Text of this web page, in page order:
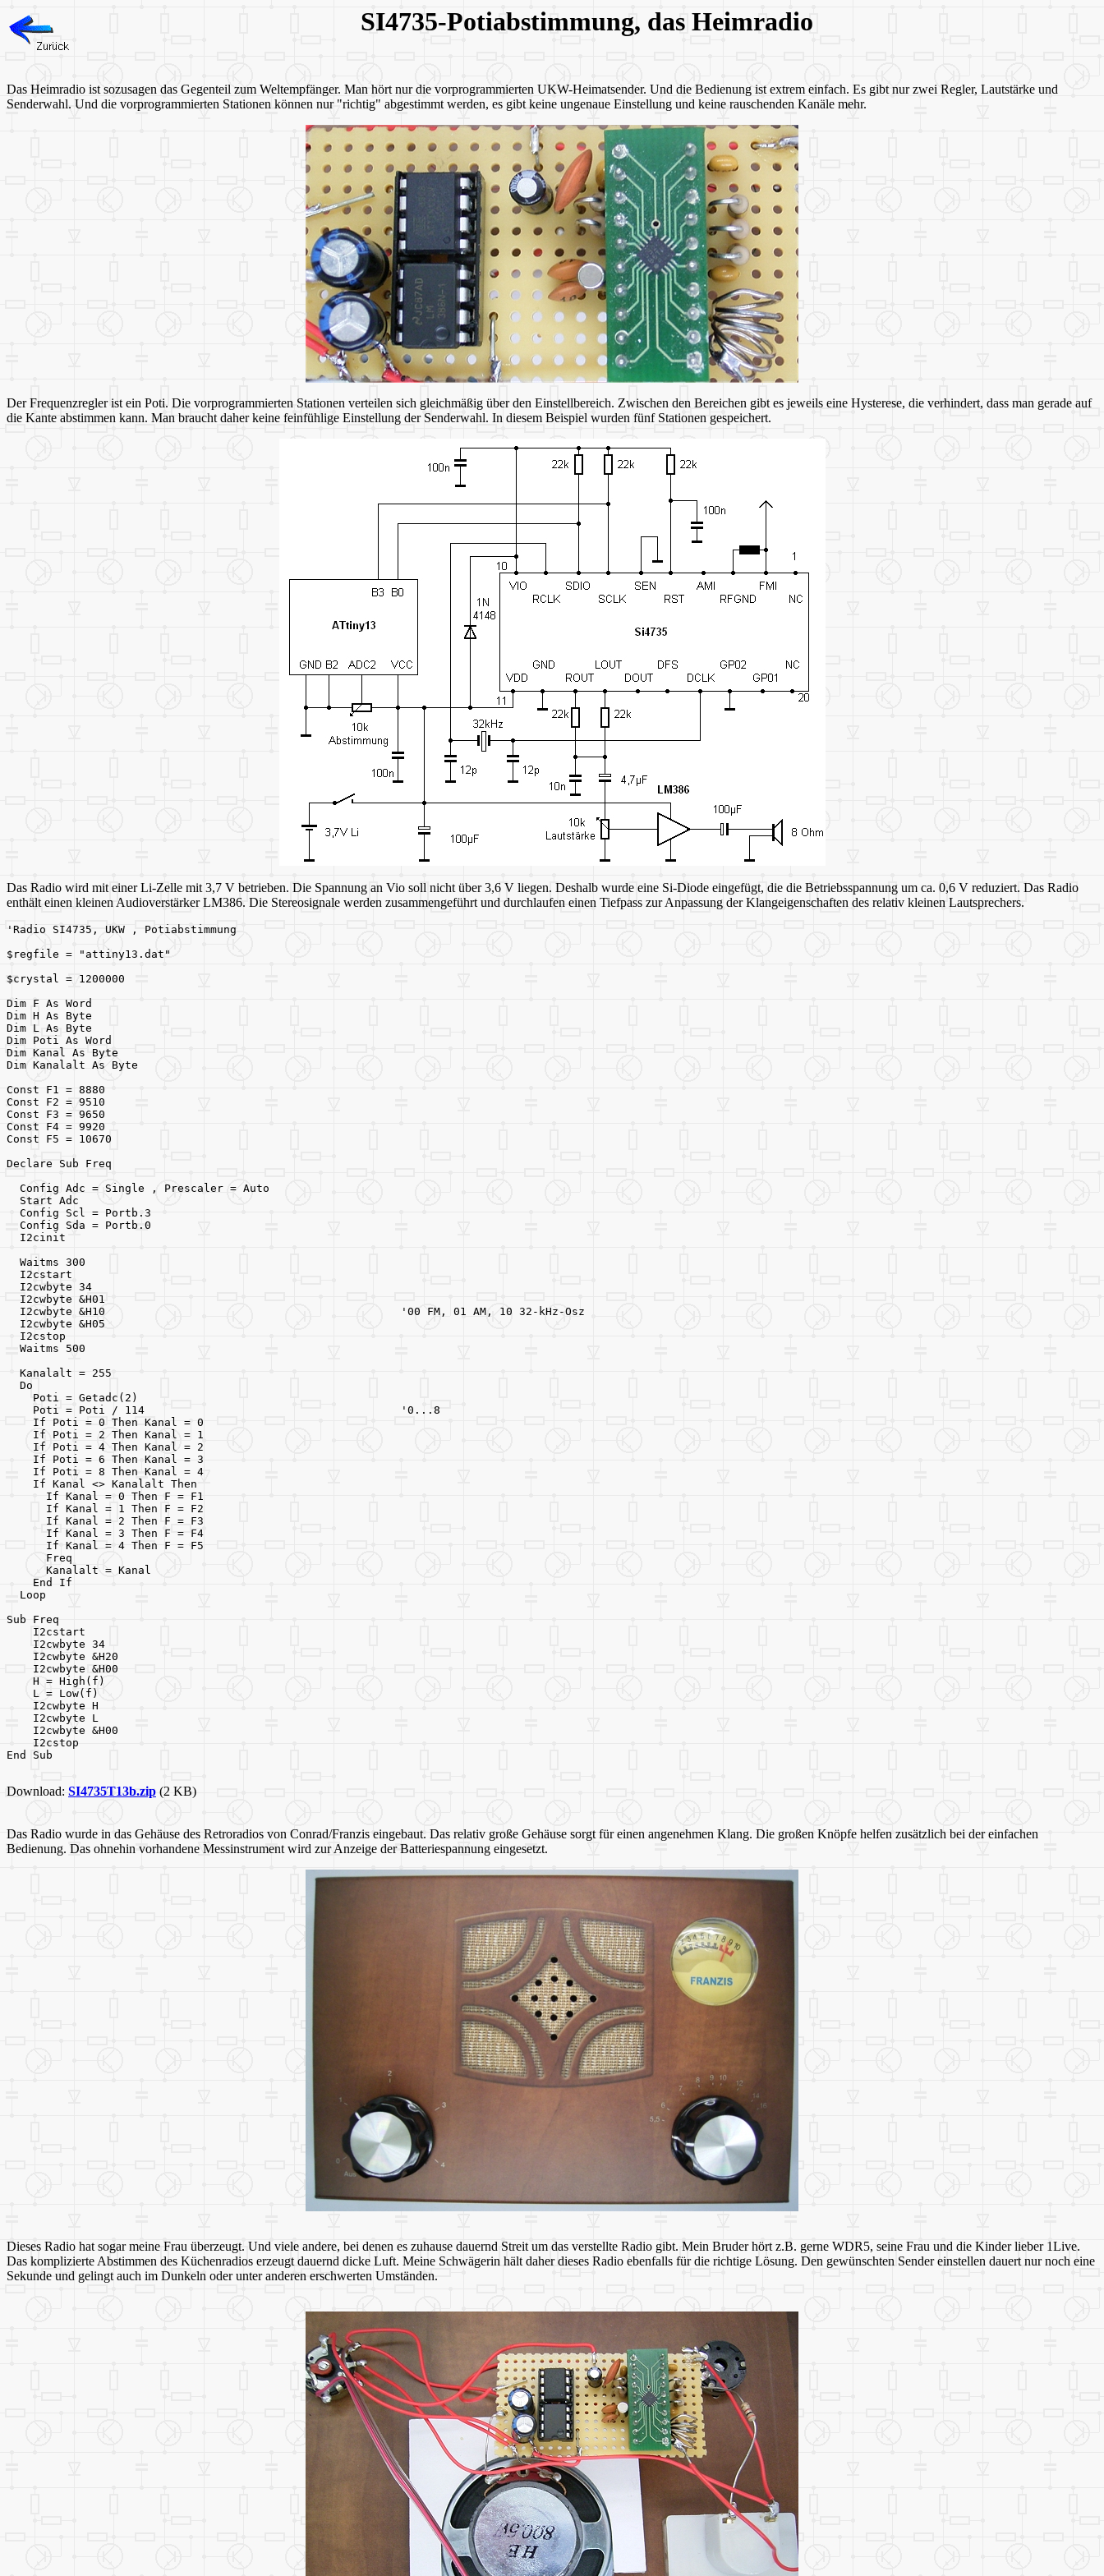
SI4735-Potiabstimmung, das Heimradio
Das Heimradio ist sozusagen das Gegenteil zum Weltempfänger. Man hört nur die vorprogrammierten UKW-Heimatsender. Und die Bedienung ist extrem einfach. Es gibt nur zwei Regler, Lautstärke und
Senderwahl. Und die vorprogrammierten Stationen können nur "richtig" abgestimmt werden, es gibt keine ungenaue Einstellung und keine rauschenden Kanäle mehr.
Der Frequenzregler ist ein Poti. Die vorprogrammierten Stationen verteilen sich gleichmäßig über den Einstellbereich. Zwischen den Bereichen gibt es jeweils eine Hysterese, die verhindert, dass man gerade auf
die Kante abstimmen kann. Man braucht daher keine feinfühlige Einstellung der Senderwahl. In diesem Beispiel wurden fünf Stationen gespeichert.
Das Radio wird mit einer Li-Zelle mit 3,7 V betrieben. Die Spannung an Vio soll nicht über 3,6 V liegen. Deshalb wurde eine Si-Diode eingefügt, die die Betriebsspannung um ca. 0,6 V reduziert. Das Radio
enthält einen kleinen Audioverstärker LM386. Die Stereosignale werden zusammengeführt und durchlaufen einen Tiefpass zur Anpassung der Klangeigenschaften des relativ kleinen Lautsprechers.
'Radio SI4735, UKW , Potiabstimmung
$regfile = "attiny13.dat"
$crystal = 1200000
Dim F As Word
Dim H As Byte
Dim L As Byte
Dim Poti As Word
Dim Kanal As Byte
Dim Kanalalt As Byte
Const F1 = 8880
Const F2 = 9510
Const F3 = 9650
Const F4 = 9920
Const F5 = 10670
Declare Sub Freq
  Config Adc = Single , Prescaler = Auto
  Start Adc
  Config Scl = Portb.3
  Config Sda = Portb.0
  I2cinit
  Waitms 300
  I2cstart
  I2cwbyte 34
  I2cwbyte &H01
  I2cwbyte &H10                                             '00 FM, 01 AM, 10 32-kHz-Osz
  I2cwbyte &H05
  I2cstop
  Waitms 500
  Kanalalt = 255
  Do
    Poti = Getadc(2)
    Poti = Poti / 114                                       '0...8
    If Poti = 0 Then Kanal = 0
    If Poti = 2 Then Kanal = 1
    If Poti = 4 Then Kanal = 2
    If Poti = 6 Then Kanal = 3
    If Poti = 8 Then Kanal = 4
    If Kanal <> Kanalalt Then
      If Kanal = 0 Then F = F1
      If Kanal = 1 Then F = F2
      If Kanal = 2 Then F = F3
      If Kanal = 3 Then F = F4
      If Kanal = 4 Then F = F5
      Freq
      Kanalalt = Kanal
    End If
  Loop
Sub Freq
    I2cstart
    I2cwbyte 34
    I2cwbyte &H20
    I2cwbyte &H00
    H = High(f)
    L = Low(f)
    I2cwbyte H
    I2cwbyte L
    I2cwbyte &H00
    I2cstop
End Sub
Download: SI4735T13b.zip (2 KB)
Das Radio wurde in das Gehäuse des Retroradios von Conrad/Franzis eingebaut. Das relativ große Gehäuse sorgt für einen angenehmen Klang. Die großen Knöpfe helfen zusätzlich bei der einfachen
Bedienung. Das ohnehin vorhandene Messinstrument wird zur Anzeige der Batteriespannung eingesetzt.
Dieses Radio hat sogar meine Frau überzeugt. Und viele andere, bei denen es zuhause dauernd Streit um das verstellte Radio gibt. Mein Bruder hört z.B. gerne WDR5, seine Frau und die Kinder lieber 1Live.
Das komplizierte Abstimmen des Küchenradios erzeugt dauernd dicke Luft. Meine Schwägerin hält daher dieses Radio ebenfalls für die richtige Lösung. Den gewünschten Sender einstellen dauert nur noch eine
Sekunde und gelingt auch im Dunkeln oder unter anderen erschwerten Umständen.